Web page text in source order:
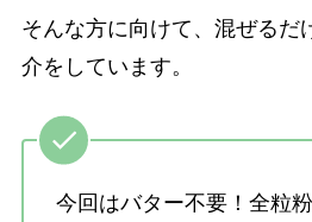
そんな方に向けて、混ぜるだ
介をしています。
今回はバター不要！全粒